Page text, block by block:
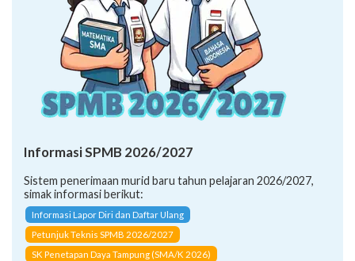
Informasi SPMB 2026/2027
Sistem penerimaan murid baru tahun pelajaran 2026/2027,
simak informasi berikut:
Informasi Lapor Diri dan Daftar Ulang
Petunjuk Teknis SPMB 2026/2027
SK Penetapan Daya Tampung (SMA/K 2026)